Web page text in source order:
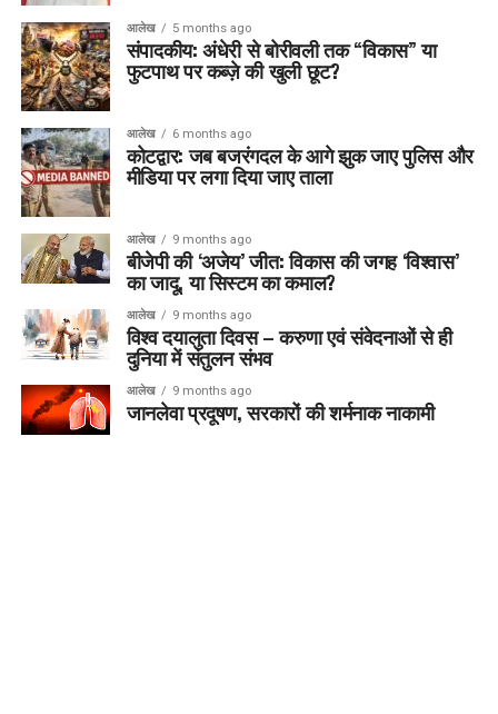
आलेख 5 months ago
संपादकीय: अंधेरी से बोरीवली तक “विकास” या
फुटपाथ पर कब्ज़े की खुली छूट?
आलेख 6 months ago
कोटद्वार: जब बजरंगदल के आगे झुक जाए पुलिस और
मीडिया पर लगा दिया जाए ताला
आलेख 9 months ago
बीजेपी की ‘अजेय’ जीत: विकास की जगह ‘विश्वास’
का जादू, या सिस्टम का कमाल?
आलेख 9 months ago
विश्व दयालुता दिवस – करुणा एवं संवेदनाओं से ही
दुनिया में संतुलन संभव
आलेख 9 months ago
जानलेवा प्रदूषण, सरकारों की शर्मनाक नाकामी